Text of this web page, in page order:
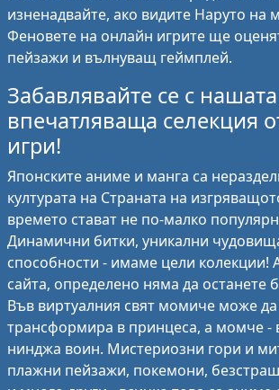
изненадвайте, ако видите Наруто на
Феновете на онлайн игрите ще
пейзажи и вълнуващ геймплей.
Забавлявайте се с нашата
впечатляваща селекция
игри!
Японските аниме и манга са
културата на Страната на
времето стават не по-малко
Динамични битки, уникални
способности - имаме цели колекции!
сайта, определено няма да останете
Във виртуалния свят момиче може да
трансформира в принцеса, а момче -
нинджа воин. Мистериозни гори и
плажни пейзажи, покемони,